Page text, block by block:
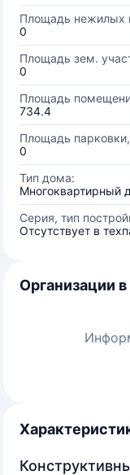
Площадь нежилых
0
Площадь зем.
0
Площадь
734.4
Площадь
0
Тип дома:
Многоквартирный
Серия, тип
Отсутствует в
Организации